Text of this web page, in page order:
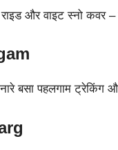
राइड और वाइट स्नो कवर
बसा पहलगाम ट्रेकिंग